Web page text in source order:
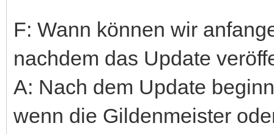
F: Wann können wir
nachdem das Update
A: Nach dem Update
wenn die Gildenmeister